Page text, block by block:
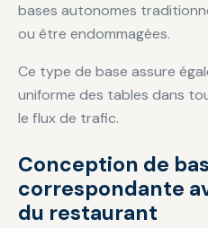
bases autonomes
ou être endommagées.
Ce type de base assure
uniforme des tables dans
le flux de trafic.
Conception de
correspondante
du restaurant